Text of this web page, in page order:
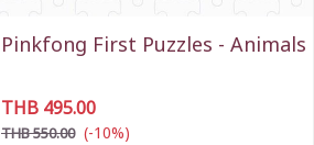
Pinkfong First Puzzles - Animals
THB 495.00
THB 550.00 (-10%)